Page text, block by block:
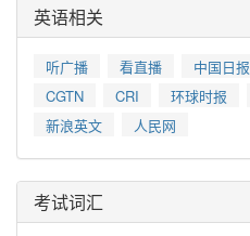
英语相关
听广播 看直播 中国日报
CGTN
CRI 环球时报
新浪英文
人民网
考试词汇